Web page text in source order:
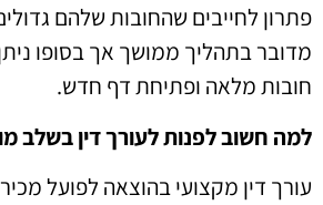
פתרון לחייבים שהחובות שלהם
מדובר בתהליך ממושך אך בסופו
חובות מלאה ופתיחת דף חדש.
למה חשוב לפנות לעורך דין בשלב
עורך דין מקצועי בהוצאה לפועל